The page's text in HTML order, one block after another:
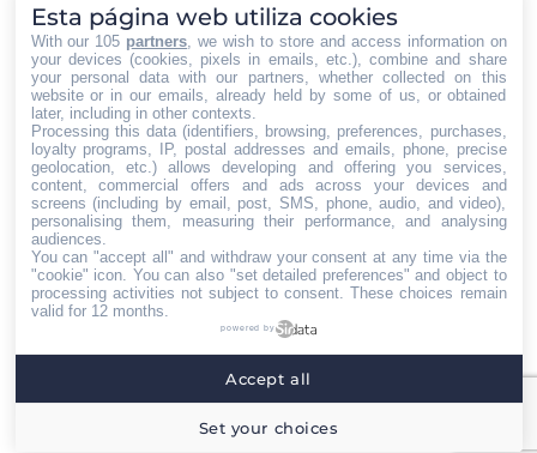
Contacto Iberian Press
Principales vías de contacto:
E-mail:
info@iberianpress.es
Teléfono:
+34 911863556
Fax:
+34 911863556
Encuéntranos en:
Facebook
page
new
X
page
new
YouTube
page
new
window
Rss
opens
new
window
Home Quiénes somos Servicios Contacto
con medios de comunicación.
Esta página web utiliza cookies
With our 105 partners , we wish to store and access information on
your devices (cookies, pixels in emails, etc.), combine and share
your personal data with our partners, whether collected on this
website or in our emails, already held by some of us, or obtained
later, including in other contexts.
Processing this data (identifiers, browsing, preferences, purchases,
loyalty programs, IP, postal addresses and emails, phone, precise
geolocation, etc.) allows developing and offering you services,
content, commercial offers and ads across your devices and
screens (including by email, post, SMS, phone, audio, and video),
personalising them, measuring their performance, and analysing
audiences.
You can "accept all" and withdraw your consent at any time via the
"cookie" icon . You can also "set detailed preferences" and object to
processing activities not subject to consent. These choices remain
valid for 12 months.
powered by
Set your choices
Accept all